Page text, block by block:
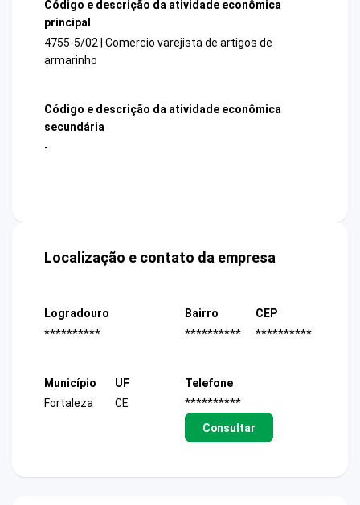
Código e descrição da atividade econômica
principal
4755-5/02 | Comercio varejista de artigos de
armarinho
Código e descrição da atividade econômica
secundária
-
Localização e contato da empresa
Logradouro
**********
Bairro
**********
CEP
**********
Município
Fortaleza
UF
CE
Telefone
**********
Consultar